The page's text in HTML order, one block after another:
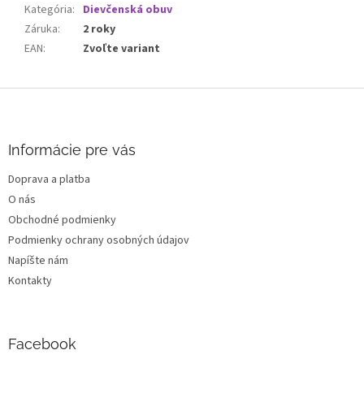
Kategória: Dievčenská obuv
Záruka:
2 roky
EAN: Zvoľte variant
e
Informácie pre vás
Doprava a platba
O nás
Obchodné podmienky
Podmienky ochrany osobných údajov
Napíšte nám
Kontakty
Facebook